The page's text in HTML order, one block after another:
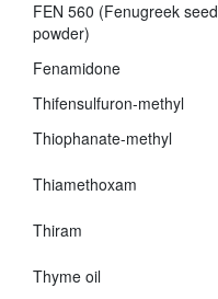
FEN 560 (Fenugreek seed
powder)
Fenamidone
Thifensulfuron-methyl
Thiophanate-methyl
Thiamethoxam
Thiram
Thyme oil